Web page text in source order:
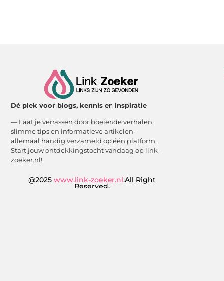
Dé plek voor blogs, kennis en inspiratie
— Laat je verrassen door boeiende verhalen,
slimme tips en informatieve artikelen –
allemaal handig verzameld op één platform.
Start jouw ontdekkingstocht vandaag op link-
zoeker.nl!
@2025 www.link-zoeker.nl.All Right
Reserved.